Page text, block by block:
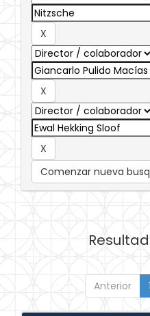
Comenzar nueva
Anterior 1